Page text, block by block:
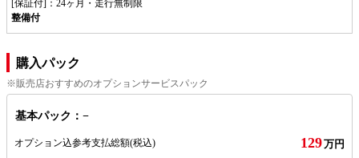
[保証付]：24ヶ月・走行無制限
整備付
購入パック
※販売店おすすめのオプションサービスパック
基本パック：−
オプション込参考支払総額(税込) 129万円